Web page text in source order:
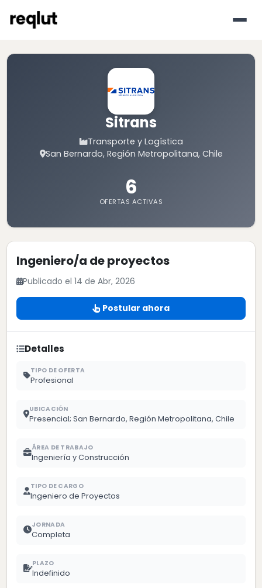
Sitrans
Transporte y Logística
San Bernardo, Región Metropolitana, Chile
6
OFERTAS ACTIVAS
Ingeniero/a de proyectos
Publicado el 14 de Abr, 2026
Postular ahora
Detalles
TIPO DE OFERTA
Profesional
UBICACIÓN
Presencial; San Bernardo, Región Metropolitana, Chile
ÁREA DE TRABAJO
Ingeniería y Construcción
TIPO DE CARGO
Ingeniero de Proyectos
JORNADA
Completa
PLAZO
Indefinido